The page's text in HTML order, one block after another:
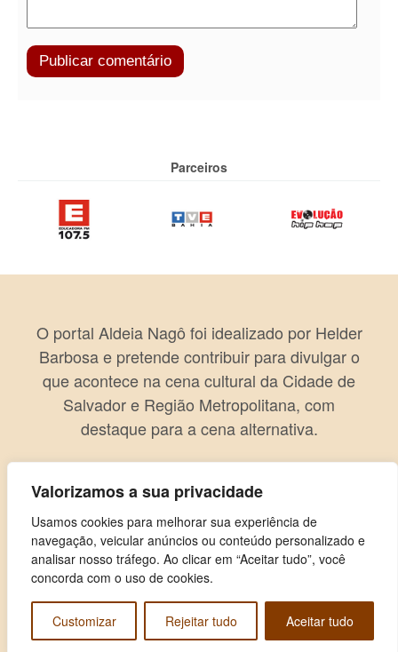
Valorizamos a sua privacidade
Usamos cookies para melhorar sua experiência de
navegação, veicular anúncios ou conteúdo personalizado e
analisar nosso tráfego. Ao clicar em “Aceitar tudo”, você
concorda com o uso de cookies.
Customizar Rejeitar tudo Aceitar tudo
Parceiros
O portal Aldeia Nagô foi idealizado por Helder
Barbosa e pretende contribuir para divulgar o
que acontece na cena cultural da Cidade de
Salvador e Região Metropolitana, com
destaque para a cena alternativa.
Copyright © 2026 Aldeia Nagô. Todos os direitos reservados.